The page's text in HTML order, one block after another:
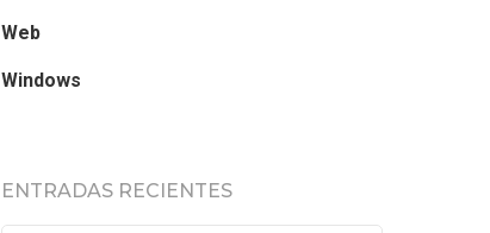
Web
Windows
ENTRADAS RECIENTES